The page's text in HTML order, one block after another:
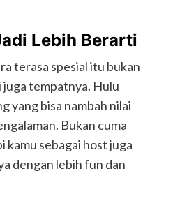
Lebih Berarti
terasa spesial itu bukan
juga tempatnya. Hulu
yang bisa nambah nilai
Bukan cuma
kamu sebagai host juga
dengan lebih fun dan